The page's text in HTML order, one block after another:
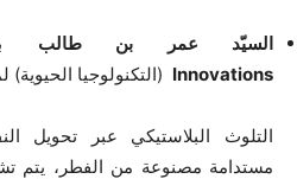
السيّد عمر بن طالب
Innovations (التكنولوجيا الحيوية)
التلوث البلاستيكي عبر تحويل
مستدامة مصنوعة من الفطر، يتم